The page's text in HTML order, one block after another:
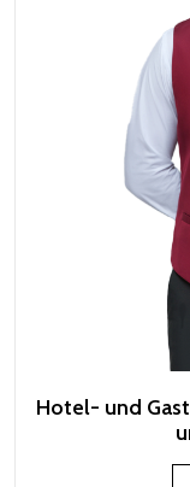
Hotel- und